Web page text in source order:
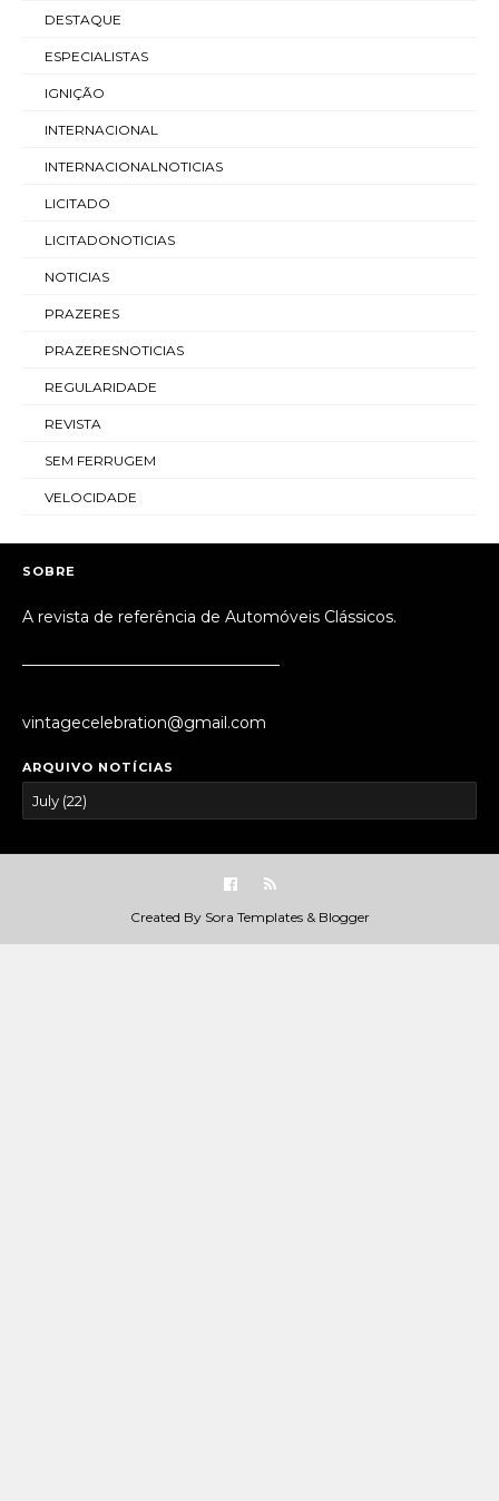
DESTAQUE
ESPECIALISTAS
IGNIÇÃO
INTERNACIONAL
INTERNACIONALNOTICIAS
LICITADO
LICITADONOTICIAS
NOTICIAS
PRAZERES
PRAZERESNOTICIAS
REGULARIDADE
REVISTA
SEM FERRUGEM
VELOCIDADE
SOBRE
A revista de referência de Automóveis Clássicos.
vintagecelebration@gmail.com
ARQUIVO NOTÍCIAS
Created By Sora Templates& Blogger